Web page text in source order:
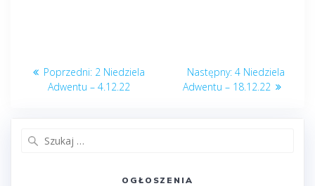
Nawigacja
wpisu
Poprzedni: Poprzedni
post:
2 Niedziela
Adwentu – 4.12.22
Następny: Następny
post:
4 Niedziela
Adwentu – 18.12.22
OGŁOSZENIA